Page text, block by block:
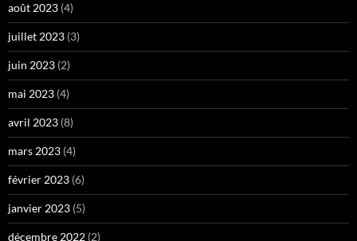
août 2023 (4)
juillet 2023 (3)
juin 2023 (2)
mai 2023 (4)
avril 2023 (8)
mars 2023 (4)
février 2023 (6)
janvier 2023 (5)
décembre 2022 (2)